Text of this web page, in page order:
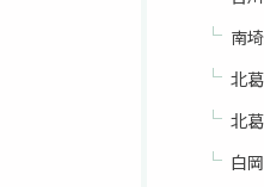
南
北
北
白